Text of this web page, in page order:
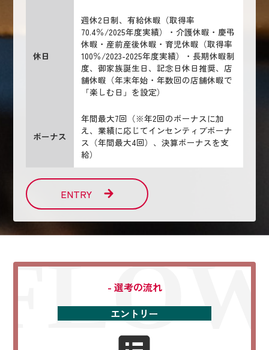
休日
週休2日制、有給休暇（取得率
70.4％/2025年度実績）・介護休暇・慶弔
休暇・産前産後休暇・育児休暇（取得率
100％/2023-2025年度実績）・長期休暇制
度、御家族誕生日、記念日休日推奨、店
舗休暇（年末年始・年数回の店舗休暇で
「楽しむ日」を設定）
ボーナス
年間最大7回（※年2回のボーナスに加
え、業績に応じてインセンティブボーナ
ス（年間最大4回）、決算ボーナスを支
給）
ENTRY
- 選考の流れ
エントリー